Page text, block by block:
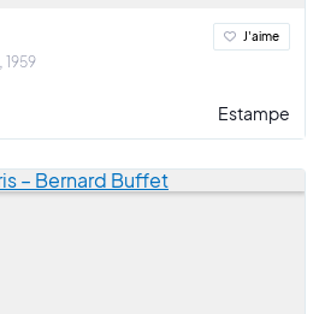
1959
J'aime
Estampe